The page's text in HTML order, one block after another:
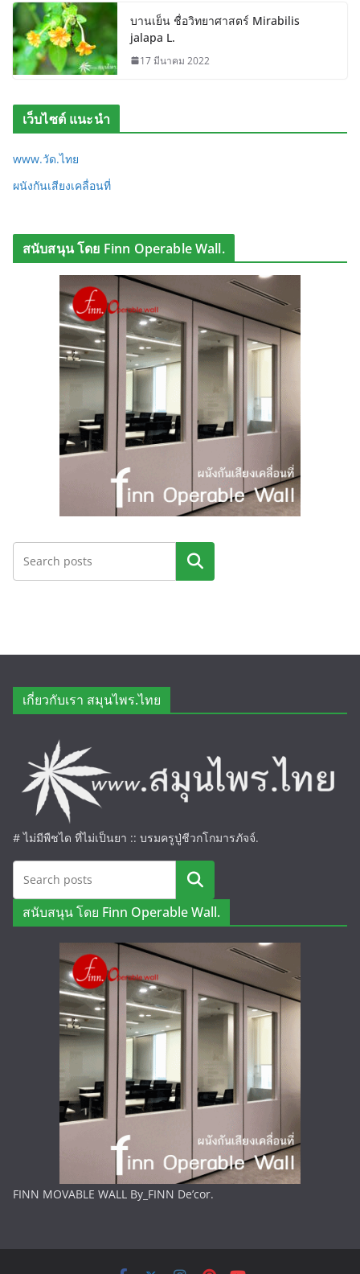
บานเย็น ชื่อวิทยาศาสตร์ Mirabilis
jalapa L.
17 มีนาคม 2022
เว็บไซต์ แนะนำ
www.วัด.ไทย
ผนังกันเสียงเคลื่อนที่
สนับสนุน โดย Finn Operable Wall.
ค้นหา
เกี่ยวกับเรา สมุนไพร.ไทย
# ไม่มีพืชได ที่ไม่เป็นยา :: บรมครูปู่ชีวกโกมารภัจจ์.
ค้นหา
สนับสนุน โดย Finn Operable Wall.
FINN MOVABLE WALL By_FINN De’cor.